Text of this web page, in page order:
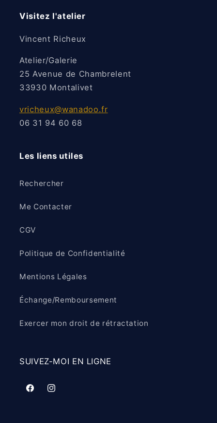
Visitez l'atelier
Vincent Richeux
Atelier/Galerie
25 Avenue de Chambrelent
33930 Montalivet
vricheux@wanadoo.fr
06 31 94 60 68
Les liens utiles
Rechercher
Me Contacter
CGV
Politique de Confidentialité
Mentions Légales
Échange/Remboursement
Exercer mon droit de rétractation
SUIVEZ-MOI EN LIGNE
FacebookInstagram